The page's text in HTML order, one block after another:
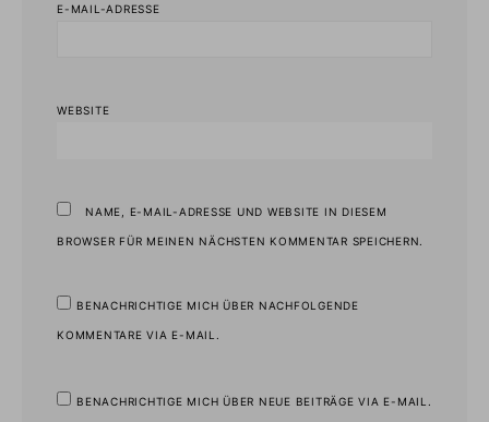
E-MAIL-ADRESSE
WEBSITE
NAME, E-MAIL-ADRESSE UND WEBSITE IN DIESEM
BROWSER FÜR MEINEN NÄCHSTEN KOMMENTAR SPEICHERN.
BENACHRICHTIGE MICH ÜBER NACHFOLGENDE
KOMMENTARE VIA E-MAIL.
BENACHRICHTIGE MICH ÜBER NEUE BEITRÄGE VIA E-MAIL.